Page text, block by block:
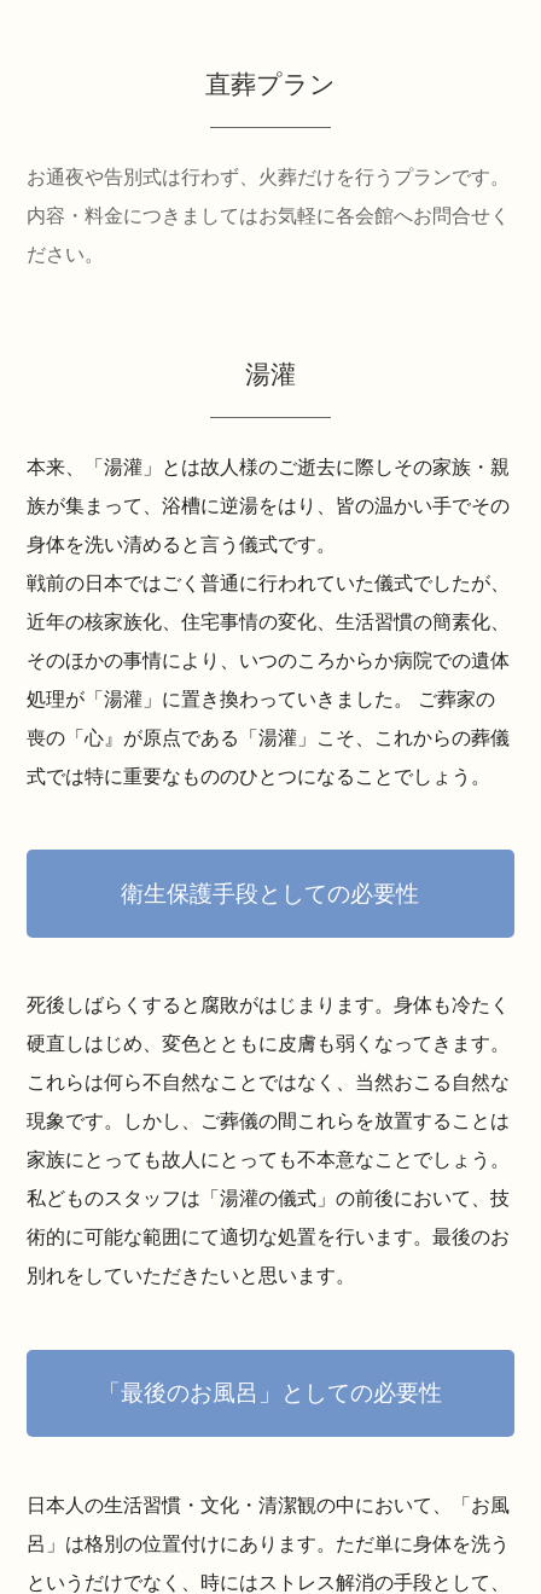
直葬プラン
お通夜や告別式は行わず、火葬だけを行うプランです。
内容・料金につきましてはお気軽に各会館へお問合せく
ださい。
湯灌
本来、「湯灌」とは故人様のご逝去に際しその家族・親
族が集まって、浴槽に逆湯をはり、皆の温かい手でその
身体を洗い清めると言う儀式です。
戦前の日本ではごく普通に行われていた儀式でしたが、
近年の核家族化、住宅事情の変化、生活習慣の簡素化、
そのほかの事情により、いつのころからか病院での遺体
処理が「湯灌」に置き換わっていきました。 ご葬家の
喪の「心』が原点である「湯灌」こそ、これからの葬儀
式では特に重要なもののひとつになることでしょう。
衛生保護手段としての必要性
死後しばらくすると腐敗がはじまります。身体も冷たく
硬直しはじめ、変色とともに皮膚も弱くなってきます。
これらは何ら不自然なことではなく、当然おこる自然な
現象です。しかし、ご葬儀の間これらを放置することは
家族にとっても故人にとっても不本意なことでしょう。
私どものスタッフは「湯灌の儀式」の前後において、技
術的に可能な範囲にて適切な処置を行います。最後のお
別れをしていただきたいと思います。
「最後のお風呂」としての必要性
日本人の生活習慣・文化・清潔観の中において、「お風
呂」は格別の位置付けにあります。ただ単に身体を洗う
というだけでなく、時にはストレス解消の手段として、